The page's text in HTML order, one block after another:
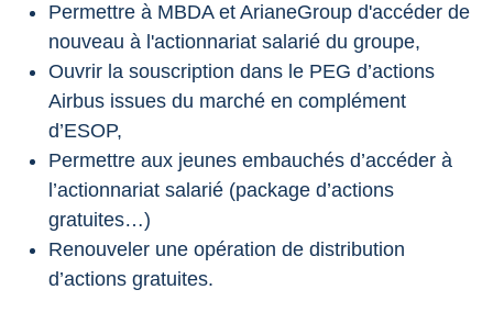
Permettre à MBDA et ArianeGroup d'accéder de
nouveau à l'actionnariat salarié du groupe,
Ouvrir la souscription dans le PEG d’actions
Airbus issues du marché en complément
d’ESOP,
Permettre aux jeunes embauchés d’accéder à
l’actionnariat salarié (package d’actions
gratuites…)
Renouveler une opération de distribution
d’actions gratuites.